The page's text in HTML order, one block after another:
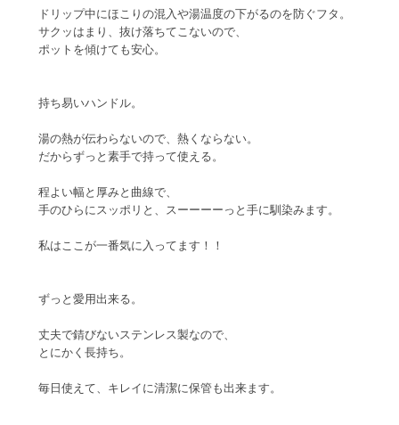
ドリップ中にほこりの混入や湯温度の下がるのを防ぐフタ。
サクッはまり、抜け落ちてこないので、
ポットを傾けても安心。
持ち易いハンドル。
湯の熱が伝わらないので、熱くならない。
だからずっと素手で持って使える。
程よい幅と厚みと曲線で、
手のひらにスッポリと、スーーーーっと手に馴染みます。
私はここが一番気に入ってます！！
ずっと愛用出来る。
丈夫で錆びないステンレス製なので、
とにかく長持ち。
毎日使えて、キレイに清潔に保管も出来ます。